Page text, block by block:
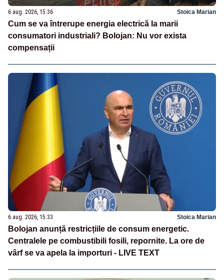
6 aug. 2026, 15:36 Stoica Marian
Cum se va întrerupe energia electrică la marii
consumatori industriali? Bolojan: Nu vor exista
compensații
6 aug. 2026, 15:33 Stoica Marian
Bolojan anunță restricțiile de consum energetic.
Centralele pe combustibili fosili, repornite. La ore de
vârf se va apela la importuri - LIVE TEXT